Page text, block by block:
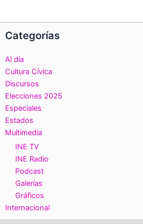
Categorías
Al día
Cultura Cívica
Discursos
Elecciones 2025
Especiales
Estados
Multimedia
INE TV
INE Radio
Podcast
Galerías
Gráficos
Internacional